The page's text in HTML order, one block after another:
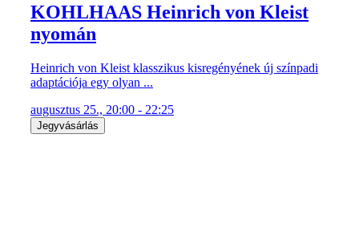
KOHLHAAS Heinrich von Kleist
nyomán
Heinrich von Kleist klasszikus kisregényének új színpadi
adaptációja egy olyan ...
augusztus 25., 20:00 - 22:25
Jegyvásárlás